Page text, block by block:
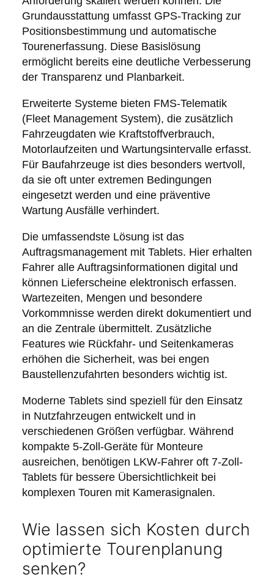
Grundausstattung umfasst GPS-Tracking zur
Positionsbestimmung und automatische
Tourenerfassung. Diese Basislösung
ermöglicht bereits eine deutliche Verbesserung
der Transparenz und Planbarkeit.
Erweiterte Systeme bieten FMS-Telematik
(Fleet Management System), die zusätzlich
Fahrzeugdaten wie Kraftstoffverbrauch,
Motorlaufzeiten und Wartungsintervalle erfasst.
Für Baufahrzeuge ist dies besonders wertvoll,
da sie oft unter extremen Bedingungen
eingesetzt werden und eine präventive
Wartung Ausfälle verhindert.
Die umfassendste Lösung ist das
Auftragsmanagement mit Tablets. Hier erhalten
Fahrer alle Auftragsinformationen digital und
können Lieferscheine elektronisch erfassen.
Wartezeiten, Mengen und besondere
Vorkommnisse werden direkt dokumentiert und
an die Zentrale übermittelt. Zusätzliche
Features wie Rückfahr- und Seitenkameras
erhöhen die Sicherheit, was bei engen
Baustellenzufahrten besonders wichtig ist.
Moderne Tablets sind speziell für den Einsatz
in Nutzfahrzeugen entwickelt und in
verschiedenen Größen verfügbar. Während
kompakte 5-Zoll-Geräte für Monteure
ausreichen, benötigen LKW-Fahrer oft 7-Zoll-
Tablets für bessere Übersichtlichkeit bei
komplexen Touren mit Kamerasignalen.
Wie lassen sich Kosten durch
optimierte Tourenplanung
senken?